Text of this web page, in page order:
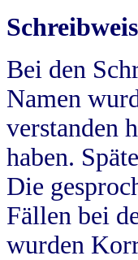
Bei den
Namen
verstanden
haben.
Die
Fällen bei
wurden